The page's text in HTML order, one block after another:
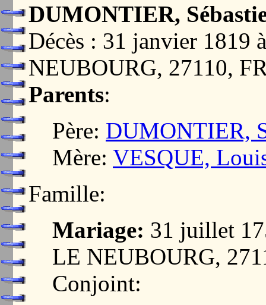
DUMONTIER,
Décès : 31 janvier 1819
NEUBOURG, 27110,
Parents:
Père: DUMONTIER,
Mère: VESQUE,
Famille:
Mariage: 31 juillet
LE NEUBOURG,
Conjoint: